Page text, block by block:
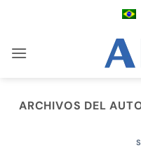
ARCHIVOS DEL